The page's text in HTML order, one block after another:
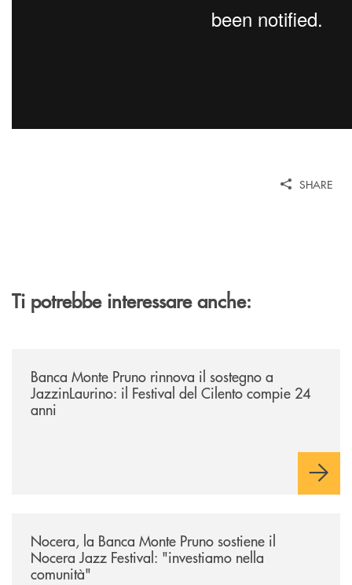
SHARE
Ti potrebbe interessare anche:
Banca Monte Pruno rinnova il sostegno a
JazzinLaurino: il Festival del Cilento compie 24
anni
Nocera, la Banca Monte Pruno sostiene il
Nocera Jazz Festival: "investiamo nella
comunità"